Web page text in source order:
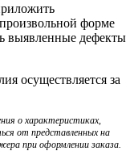
форме
выявленные дефекты
осуществляется за
о характеристиках,
от представленных на
при оформлении заказа.